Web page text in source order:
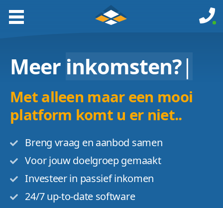
Meer inkomsten?|
Met alleen maar een mooi
platform komt u er niet..
Breng vraag en aanbod samen
Voor jouw doelgroep gemaakt
Investeer in passief inkomen
24/7 up-to-date software